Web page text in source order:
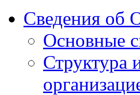
Сведения об
Основные
Структура